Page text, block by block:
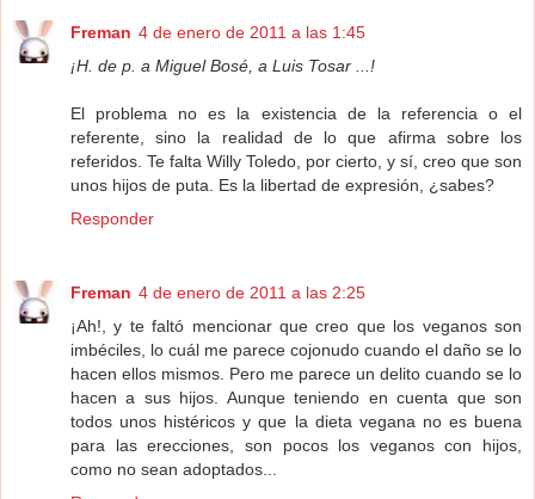
Freman 4 de enero de 2011 a las 1:45
¡H. de p. a Miguel Bosé, a Luis Tosar ...!
El problema no es la existencia de la referencia o el
referente, sino la realidad de lo que afirma sobre los
referidos. Te falta Willy Toledo, por cierto, y sí, creo que son
unos hijos de puta. Es la libertad de expresión, ¿sabes?
Responder
Freman 4 de enero de 2011 a las 2:25
¡Ah!, y te faltó mencionar que creo que los veganos son
imbéciles, lo cuál me parece cojonudo cuando el daño se lo
hacen ellos mismos. Pero me parece un delito cuando se lo
hacen a sus hijos. Aunque teniendo en cuenta que son
todos unos histéricos y que la dieta vegana no es buena
para las erecciones, son pocos los veganos con hijos,
como no sean adoptados...